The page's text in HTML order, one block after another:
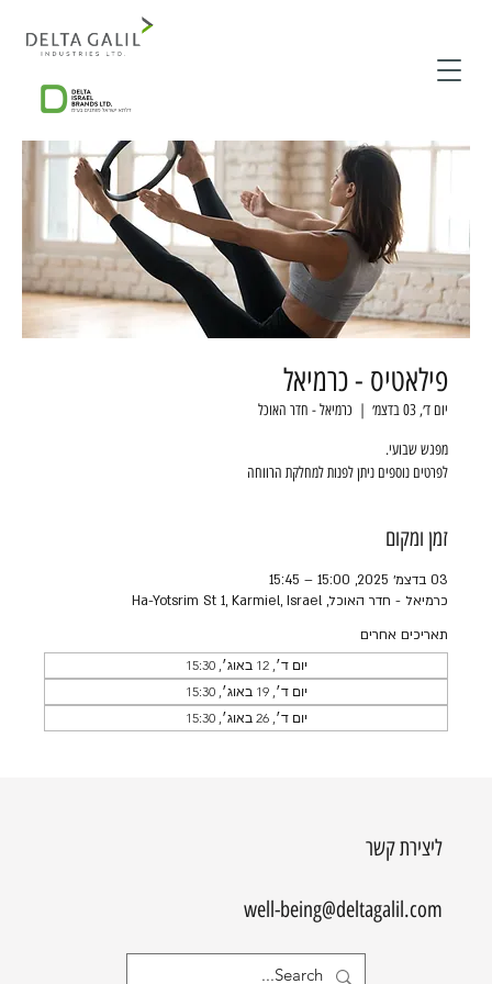
פילאטיס - כרמיאל
יום ד׳, 03 בדצמ׳
  |
כרמיאל - חדר האוכל
לפרטים נוספים ניתן לפנות למחלקת הרווחה
זמן ומקום
03 בדצמ׳ 2025, 15:00 – 15:45
כרמיאל - חדר האוכל, Ha-Yotsrim St 1, Karmiel, Israel
תאריכים אחרים
יום ד׳, 12 באוג׳, 15:30
יום ד׳, 19 באוג׳, 15:30
יום ד׳, 26 באוג׳, 15:30
ליצירת קשר
well-being@deltagalil.com